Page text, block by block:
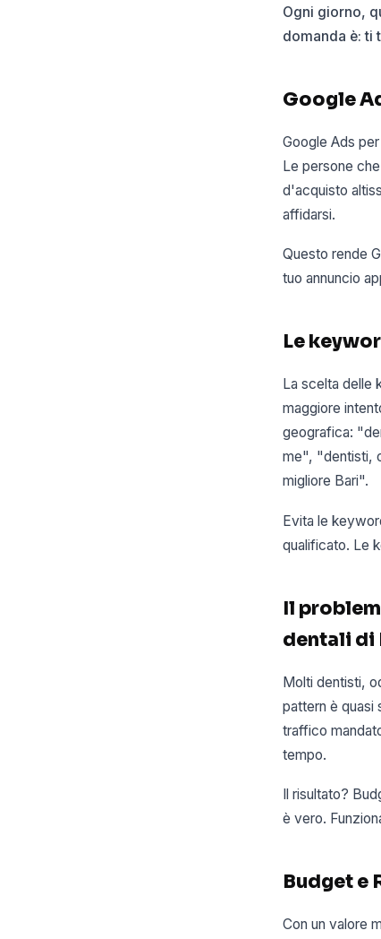
Ogni giorno,
domanda è: ti
Google
Google Ads
Le persone
d'acquisto
affidarsi.
Questo rende
tuo annuncio
Le
La scelta delle
maggiore
geografica:
me", "dentisti,
migliore Bari".
Evita le
qualificato. Le
Il
dentali di
Molti dentisti,
pattern è quasi
traffico
tempo.
Il risultato?
è vero.
Budget e
Con un valore